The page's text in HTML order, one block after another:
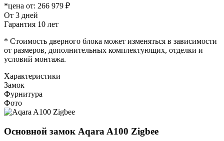
*цена от: 266 979 ₽
От 3 дней
Гарантия 10 лет
* Стоимость дверного блока может изменяться в зависимости
от размеров, дополнительных комплектующих, отделки и
условий монтажа.
Характеристики
Замок
Фурнитура
Фото
Основной замок Aqara A100 Zigbee